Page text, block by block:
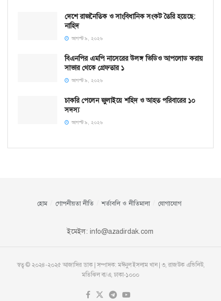
দেশে রাজনৈতিক ও সাংবিধানিক সংকট তৈরি হয়েছে:
নাহিদ
আগস্ট ৯, ২০২৬
বিএনপির এমপি নাসেরের উলঙ্গ ভিডিও আপলোড করায়
সাভার থেকে গ্রেফতার ১
আগস্ট ৯, ২০২৬
চাকরি পেলেন জুলাইয়ে শহিদ ও আহত পরিবারের ১০
সদস্য
আগস্ট ৯, ২০২৬
হোম গোপনীয়তা নীতি শর্তাবলি ও নীতিমালা যোগাযোগ
ইমেইল: info@azadirdak.com
স্বত্ব © ২০২৪-২০২৫ আজাদির ডাক | সম্পাদক: মঈনুল ইসলাম খান | ৩, রাজউক এভিনিউ,
মতিঝিল বা/এ, ঢাকা-১০০০